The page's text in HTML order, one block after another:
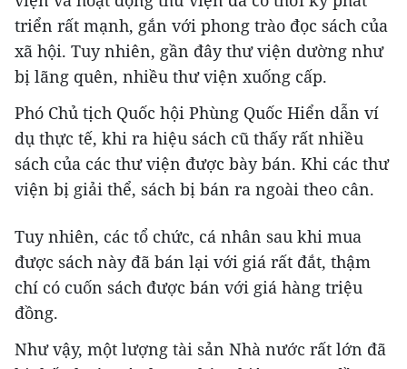
triển rất mạnh, gắn với phong trào đọc sách của
xã hội. Tuy nhiên, gần đây thư viện dường như
bị lãng quên, nhiều thư viện xuống cấp.
Phó Chủ tịch Quốc hội Phùng Quốc Hiển dẫn ví
dụ thực tế, khi ra hiệu sách cũ thấy rất nhiều
sách của các thư viện được bày bán. Khi các thư
viện bị giải thể, sách bị bán ra ngoài theo cân.
Tuy nhiên, các tổ chức, cá nhân sau khi mua
được sách này đã bán lại với giá rất đắt, thậm
chí có cuốn sách được bán với giá hàng triệu
đồng.
Như vậy, một lượng tài sản Nhà nước rất lớn đã